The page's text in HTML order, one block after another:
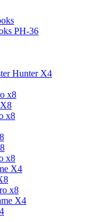
PH-36
Hunter X4
x8
x8
x8
X4
x8
X4